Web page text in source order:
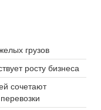
грузов
росту бизнеса
сочетают